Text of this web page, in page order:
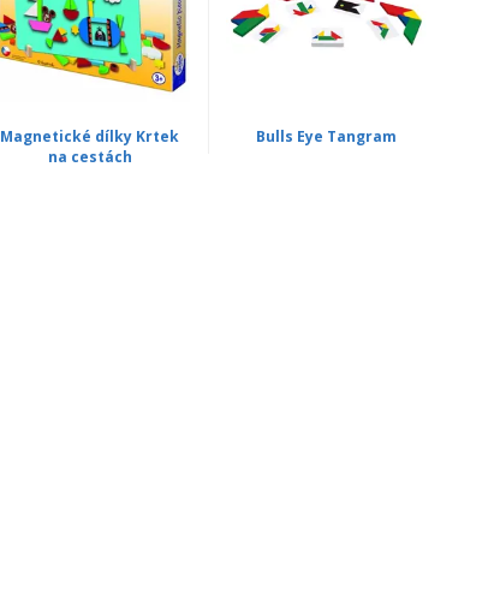
Magnetické dílky Krtek
na cestách
Bulls Eye Tangram